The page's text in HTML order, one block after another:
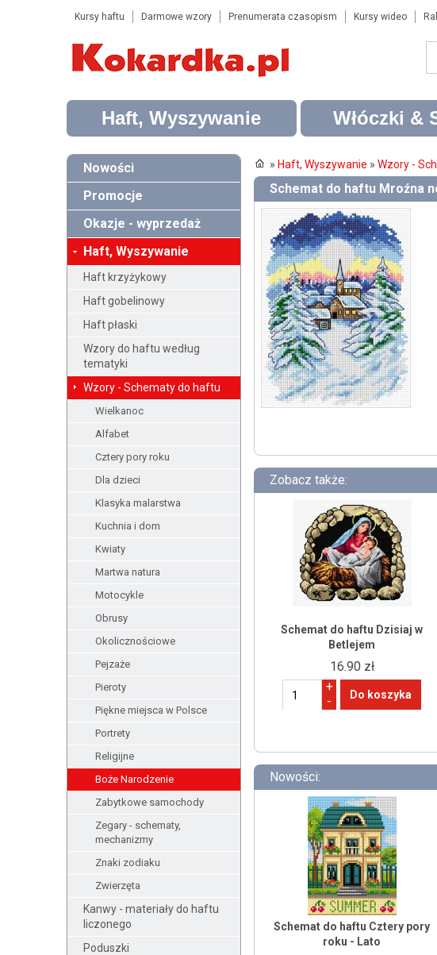
Kursy haftu Darmowe wzory Prenumerata czasopism Kursy wideo
Haft, Wyszywanie Włóczki &
Nowości
Promocje
Okazje - wyprzedaż
Haft, Wyszywanie
Haft krzyżykowy
Haft gobelinowy
Haft płaski
Wzory do haftu według
tematyki
Wzory - Schematy do haftu
Wielkanoc
Alfabet
Cztery pory roku
Dla dzieci
Klasyka malarstwa
Kuchnia i dom
Kwiaty
Martwa natura
Motocykle
Obrusy
Okolicznościowe
Pejzaże
Pieroty
Piękne miejsca w Polsce
Portrety
Religijne
Boże Narodzenie
Zabytkowe samochody
Zegary - schematy,
mechanizmy
Znaki zodiaku
Zwierzęta
Kanwy - materiały do haftu
liczonego
Poduszki
» Haft, Wyszywanie » Wzory -
Schemat do haftu Mroźna
Zobacz także:
Schemat do haftu Dzisiaj w
Betlejem
16.90 zł
+
-
Nowości:
Schemat do haftu Cztery pory
roku - Lato